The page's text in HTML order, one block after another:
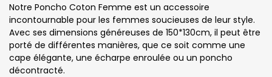
Notre Poncho Coton Femme est un accessoire
incontournable pour les femmes soucieuses de leur style.
Avec ses dimensions généreuses de 150*130cm, il peut être
porté de différentes manières, que ce soit comme une
cape élégante, une écharpe enroulée ou un poncho
décontracté.